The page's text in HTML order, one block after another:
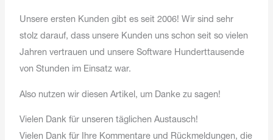
Unsere ersten Kunden gibt es seit 2006! Wir sind sehr
stolz darauf, dass unsere Kunden uns schon seit so vielen
Jahren vertrauen und unsere Software Hunderttausende
von Stunden im Einsatz war.
Also nutzen wir diesen Artikel, um Danke zu sagen!
Vielen Dank für unseren täglichen Austausch!
Vielen Dank für Ihre Kommentare und Rückmeldungen, die